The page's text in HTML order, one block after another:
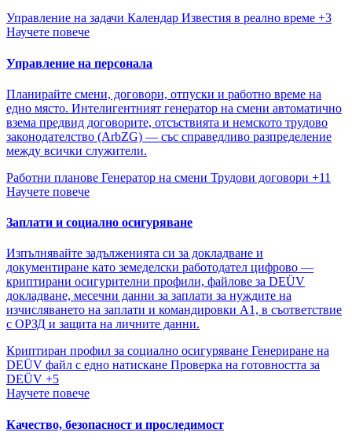
Управление на задачи Календар Известия в реално време +3
Научете повече
Управление на персонала
Планирайте смени, договори, отпуски и работно време на
едно място. Интелигентният генератор на смени автоматично
взема предвид договорите, отсъствията и немското трудово
законодателство (ArbZG) — със справедливо разпределение
между всички служители.
Работни планове Генератор на смени Трудови договори +11
Научете повече
Заплати и социално осигуряване
Изпълнявайте задълженията си за докладване и
документиране като земеделски работодател цифрово —
криптирани осигурителни профили, файлове за DEÜV
докладване, месечни данни за заплати за нуждите на
изчисляването на заплати и командировки A1, в съответствие
с ОРЗД и защита на личните данни.
Криптиран профил за социално осигуряване Генериране на
DEÜV файл с едно натискане Проверка на готовността за
DEÜV +5
Научете повече
Качество, безопасност и проследимост